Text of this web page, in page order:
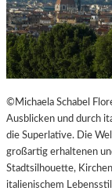
©Michaela Schabel
Ausblicken und durch
die Superlative. Die
großartig erhaltenen
Stadtsilhouette,
italienischem